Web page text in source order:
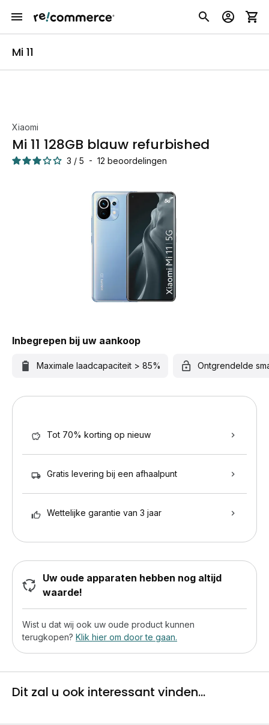
Mi 11
Xiaomi
Mi 11 128GB blauw refurbished
3 / 5 - 12 beoordelingen
Inbegrepen bij uw aankoop
Maximale laadcapaciteit > 85% Ontgrendelde
Tot 70% korting op nieuw
Gratis levering bij een afhaalpunt
Wettelijke garantie van 3 jaar
Uw oude apparaten hebben nog altijd
waarde!
Wist u dat wij ook uw oude product kunnen
terugkopen? Klik hier om door te gaan.
Dit zal u ook interessant vinden...